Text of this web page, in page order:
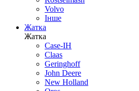
Volvo
Інше
Жатка
Жатка
Case-IH
Claas
Geringhoff
John Deere
New Holland